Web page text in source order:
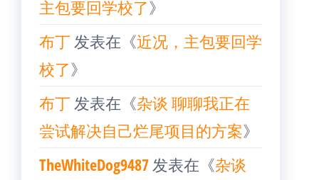
主包要回学校了》
布丁 发表在《近况，主包要回学
校了》
布丁 发表在《杂谈 聊聊我正在
尝试解决自己烂尾项目的方案》
TheWhiteDog9487 发表在《杂谈